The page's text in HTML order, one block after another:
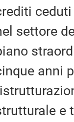
settore
anni
e